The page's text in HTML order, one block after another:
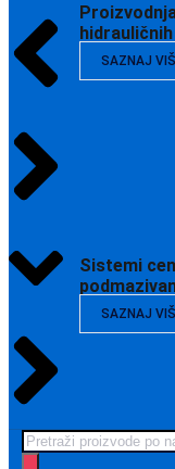
SAZNAJ
Sistemi
SAZNAJ
Products
search